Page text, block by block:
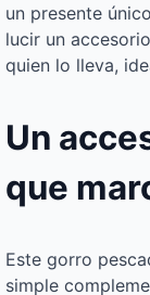
un presente
lucir un
quien lo lleva,
Un
que
Este gorro
simple